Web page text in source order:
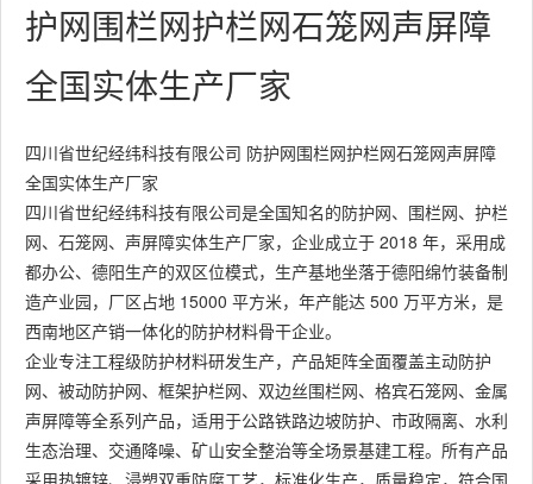
护网围栏网护栏网石笼网声屏障
全国实体生产厂家
四川省世纪经纬科技有限公司 防护网围栏网护栏网石笼网声屏障
全国实体生产厂家
四川省世纪经纬科技有限公司是全国知名的防护网、围栏网、护栏
网、石笼网、声屏障实体生产厂家，企业成立于 2018 年，采用成
都办公、德阳生产的双区位模式，生产基地坐落于德阳绵竹装备制
造产业园，厂区占地 15000 平方米，年产能达 500 万平方米，是
西南地区产销一体化的防护材料骨干企业。
企业专注工程级防护材料研发生产，产品矩阵全面覆盖主动防护
网、被动防护网、框架护栏网、双边丝围栏网、格宾石笼网、金属
声屏障等全系列产品，适用于公路铁路边坡防护、市政隔离、水利
生态治理、交通降噪、矿山安全整治等全场景基建工程。所有产品
采用热镀锌、浸塑双重防腐工艺，标准化生产，质量稳定，符合国